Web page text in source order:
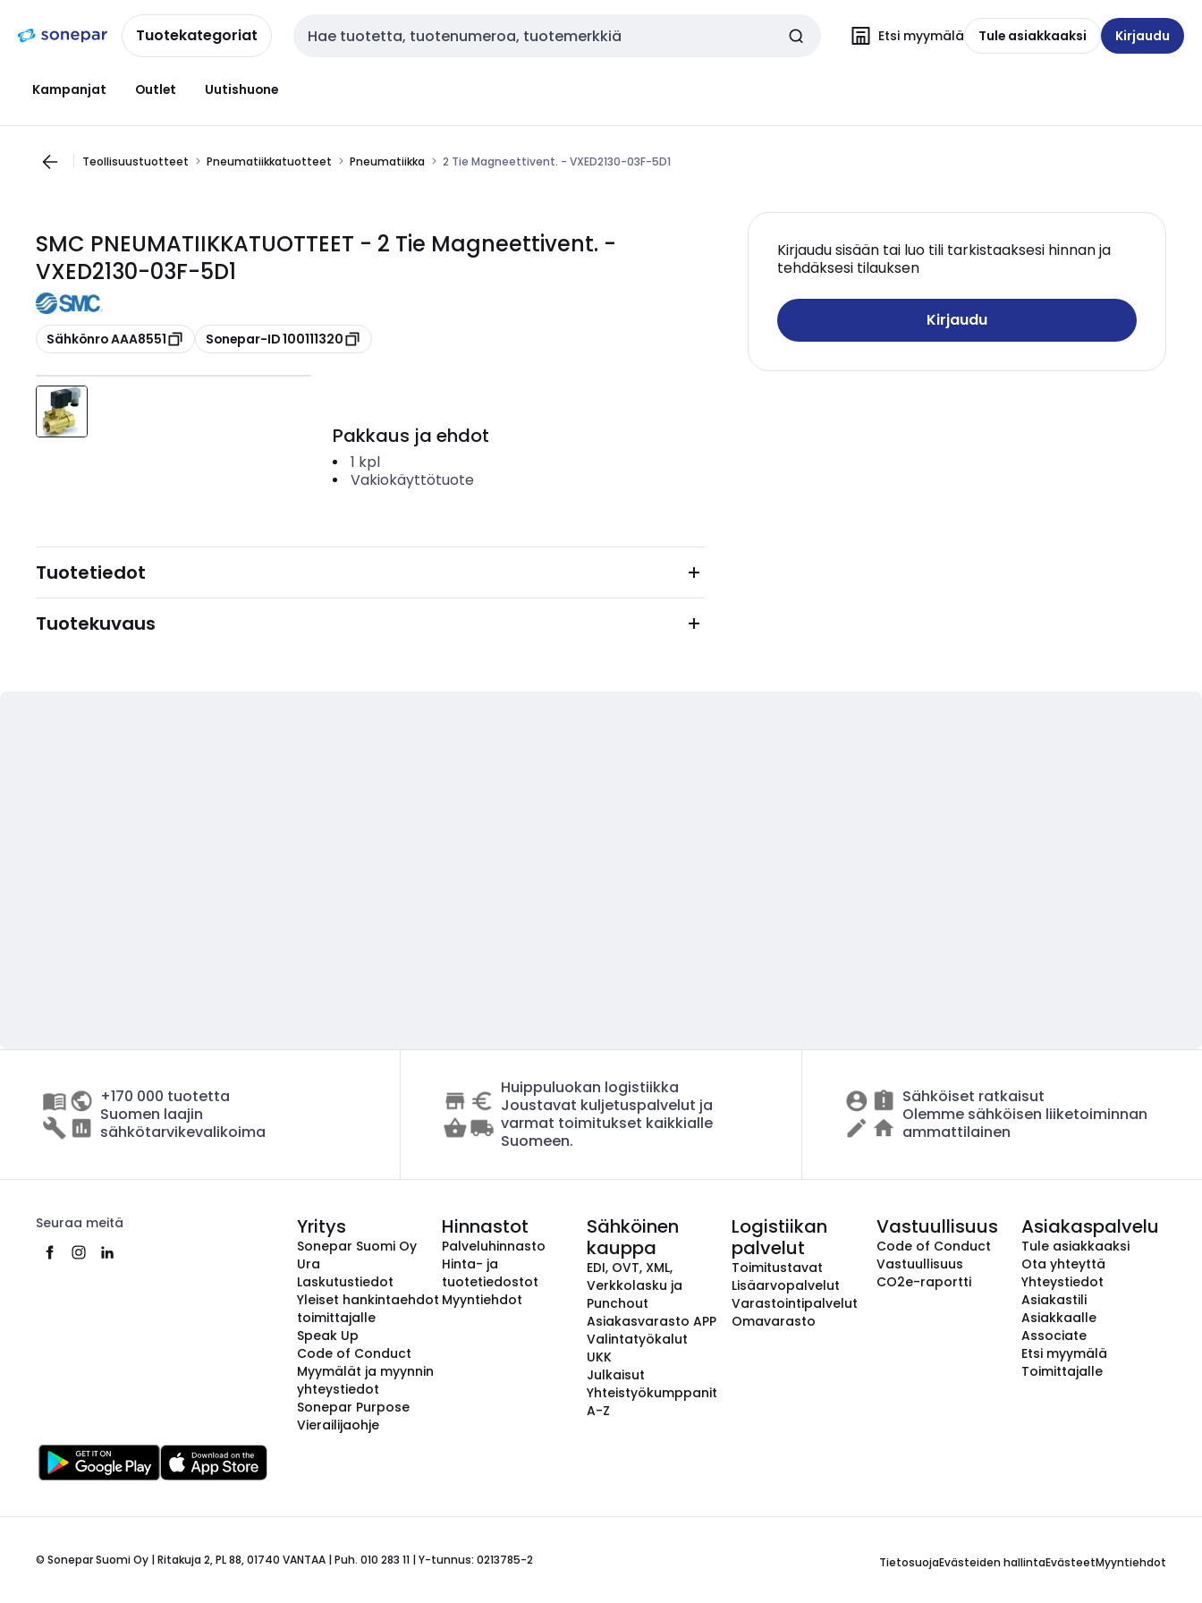
navigointiinsisältöönTuotekategoriat Haku Etsi myymälä Tule asiakkaaksi Kirjaudu
Kampanjat Outlet Uutishuone
Teollisuustuotteet Pneumatiikkatuotteet Pneumatiikka 2 Tie Magneettivent. - VXED2130-03F-5D1
SMC PNEUMATIIKKATUOTTEET - 2 Tie Magneettivent. -
VXED2130-03F-5D1
Kopioi
Sähkönro AAA8551 Kopioi
Sonepar-ID 100111320
Kirjaudu sisään tai luo tili tarkistaaksesi hinnan ja
tehdäksesi tilauksen
Kirjaudu
Pakkaus ja ehdot
1 kpl
Vakiokäyttötuote
Tuotetiedot
Tuotekuvaus
+170 000 tuotetta
Suomen laajin
sähkötarvikevalikoima
Huippuluokan logistiikka
Joustavat kuljetuspalvelut ja
varmat toimitukset kaikkialle
Suomeen.
Sähköiset ratkaisut
Olemme sähköisen liiketoiminnan
ammattilainen
Seuraa meitä Yritys
Sonepar Suomi Oy
Ura
Laskutustiedot
Yleiset hankintaehdot
toimittajalle
Speak Up
Code of Conduct
Myymälät ja myynnin
yhteystiedot
Sonepar Purpose
Vierailijaohje
Hinnastot
Palveluhinnasto
Hinta- ja
tuotetiedostot
Myyntiehdot
Sähköinen
kauppa
EDI, OVT, XML,
Verkkolasku ja
Punchout
Asiakasvarasto APP
Valintatyökalut
UKK
Julkaisut
Yhteistyökumppanit
A-Z
Logistiikan
palvelut
Toimitustavat
Lisäarvopalvelut
Varastointipalvelut
Omavarasto
Vastuullisuus
Code of Conduct
Vastuullisuus
CO2e-raportti
Asiakaspalvelu
Tule asiakkaaksi
Ota yhteyttä
Yhteystiedot
Asiakastili
Asiakkaalle
Associate
Etsi myymälä
Toimittajalle
© Sonepar Suomi Oy | Ritakuja 2, PL 88, 01740 VANTAA | Puh. 010 283 11 | Y-tunnus: 0213785-2 TietosuojaEvästeiden hallintaEvästeetMyyntiehdot